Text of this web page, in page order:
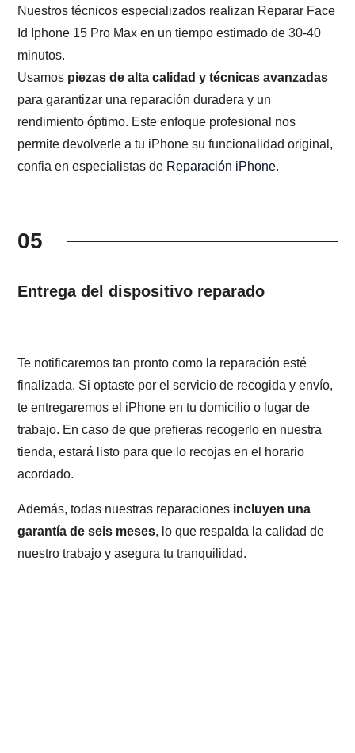
Nuestros técnicos especializados realizan Reparar Face
Id Iphone 15 Pro Max en un tiempo estimado de 30-40
minutos.
Usamos piezas de alta calidad y técnicas avanzadas
para garantizar una reparación duradera y un
rendimiento óptimo. Este enfoque profesional nos
permite devolverle a tu iPhone su funcionalidad original,
confia en especialistas de Reparación iPhone.
05
Entrega del dispositivo reparado
Te notificaremos tan pronto como la reparación esté
finalizada. Si optaste por el servicio de recogida y envío,
te entregaremos el iPhone en tu domicilio o lugar de
trabajo. En caso de que prefieras recogerlo en nuestra
tienda, estará listo para que lo recojas en el horario
acordado.
Además, todas nuestras reparaciones incluyen una
garantía de seis meses, lo que respalda la calidad de
nuestro trabajo y asegura tu tranquilidad.